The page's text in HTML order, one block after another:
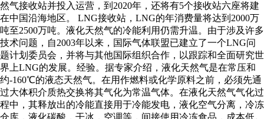
然气接收站并投入运营，到2020年，还将有5个接收站六座将建
在中国沿海地区。 LNG接收站，LNG的年消费量将达到2000万
吨至2500万吨。液化天然气的冷能利用仍需升温。由于涉及许多
技术问题，自2003年以来，国际气体联盟已建立了一个LNG问
题计划委员会，并将与其他国际组织合作，以跟踪和全面研究世
界上LNG的发展。经验。据专家介绍，液化天然气是在常压和
约-160℃的液态天然气。在用作燃料或化学原料之前，必须先通
过大体积介质热交换将其气化为常温气体。在液化天然气气化过
程中，其释放出的冷能直接用于冷能发电，液化空气分离，冷冻
仓库，液化碳酸，干冰，空调等，间接使用冷冻食品，成本低。